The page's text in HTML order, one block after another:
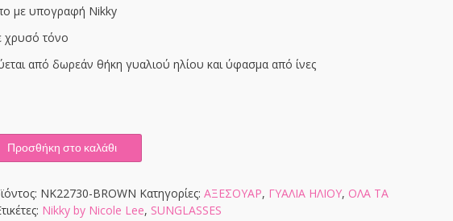
με υπογραφή Nikky
χρυσό τόνο
από δωρεάν θήκη γυαλιού ηλίου και ύφασμα από ίνες
Προσθήκη στο καλάθι
NK22730-BROWN Κατηγορίες: ΑΞΕΣΟΥΑΡ, ΓΥΑΛΙΑ ΗΛΙΟΥ, ΟΛΑ ΤΑ
Nikky by Nicole Lee, SUNGLASSES